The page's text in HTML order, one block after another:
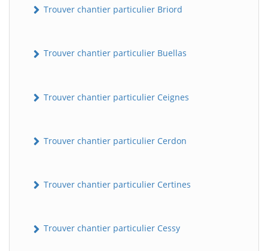
Trouver chantier particulier Briord
Trouver chantier particulier Buellas
Trouver chantier particulier Ceignes
Trouver chantier particulier Cerdon
Trouver chantier particulier Certines
Trouver chantier particulier Cessy